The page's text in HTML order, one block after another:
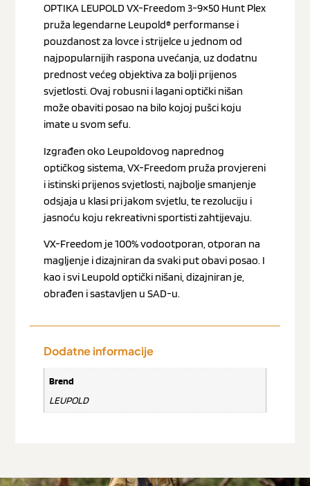
OPTIKA LEUPOLD VX-Freedom 3-9×50 Hunt Plex
pruža legendarne Leupold® performanse i
pouzdanost za lovce i strijelce u jednom od
najpopularnijih raspona uvećanja, uz dodatnu
prednost većeg objektiva za bolji prijenos
svjetlosti. Ovaj robusni i lagani optički nišan
može obaviti posao na bilo kojoj pušci koju
imate u svom sefu.
Izgrađen oko Leupoldovog naprednog
optičkog sistema, VX-Freedom pruža provjereni
i istinski prijenos svjetlosti, najbolje smanjenje
odsjaja u klasi pri jakom svjetlu, te rezoluciju i
jasnoću koju rekreativni sportisti zahtijevaju.
VX-Freedom je 100% vodootporan, otporan na
magljenje i dizajniran da svaki put obavi posao. I
kao i svi Leupold optički nišani, dizajniran je,
obrađen i sastavljen u SAD-u.
Dodatne informacije
Brend
LEUPOLD